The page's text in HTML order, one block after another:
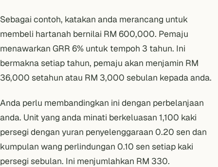
Sebagai contoh, katakan anda merancang untuk
membeli hartanah bernilai RM 600,000. Pemaju
menawarkan GRR 6% untuk tempoh 3 tahun. Ini
bermakna setiap tahun, pemaju akan menjamin RM
36,000 setahun atau RM 3,000 sebulan kepada anda.
Anda perlu membandingkan ini dengan perbelanjaan
anda. Unit yang anda minati berkeluasan 1,100 kaki
persegi dengan yuran penyelenggaraan 0.20 sen dan
kumpulan wang perlindungan 0.10 sen setiap kaki
persegi sebulan. Ini menjumlahkan RM 330.